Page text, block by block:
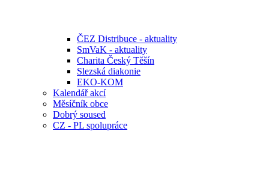
ČEZ Distribuce - aktuality
SmVaK - aktuality
Charita Český Těšín
Slezská diakonie
EKO-KOM
Kalendář akcí
Měsíčník obce
Dobrý soused
CZ - PL spolupráce